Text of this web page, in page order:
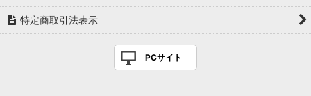
特定商取引法表示
PCサイト